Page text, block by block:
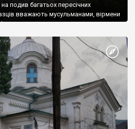
подив багатьох пересічних
вважають мусульманами, вірмени